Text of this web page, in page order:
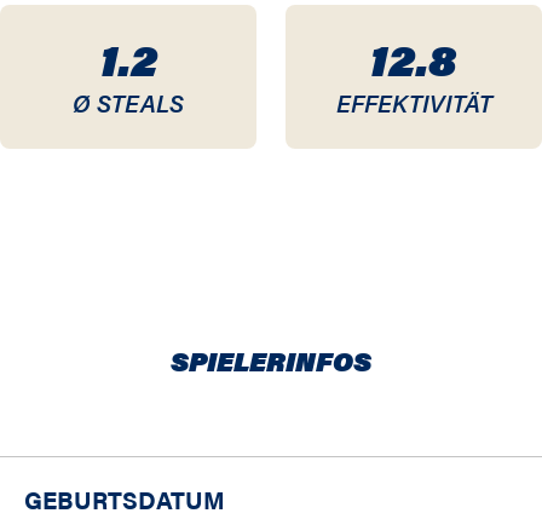
1.2
Ø STEALS
12.8
EFFEKTIVITÄT
SPIELERINFOS
GEBURTSDATUM